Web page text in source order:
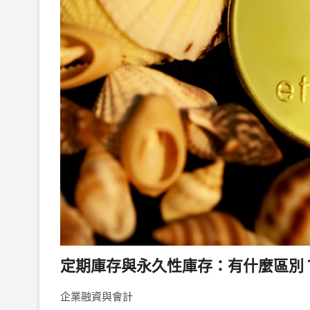
定期庫存與永久性庫存：有什麼區別
企業融資與會計